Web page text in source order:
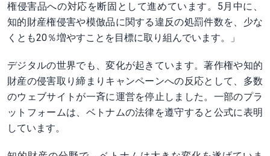
権侵害品への対応を断固として進めています。5月中に、
知的財産権侵害や模倣品に関する違反の処罰件数を、少な
くとも20％増やすことを目標に取り組んでいます。」
デジタルの世界でも、変化が起きています。著作権や知的
財産の侵害取り締まりキャンペーンへの反応として、多数
のウェブサイトが一斉に運営を停止しました。一部のプラ
ットフォームは、ベトナムの法律を遵守すると公式に表明
しています。